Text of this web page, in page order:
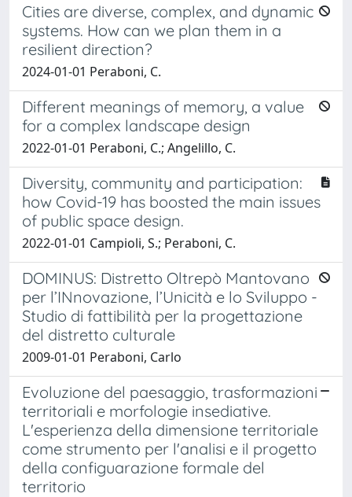
Cities are diverse, complex, and dynamic
systems. How can we plan them in a
resilient direction?
2024-01-01 Peraboni, C.
Different meanings of memory, a value
for a complex landscape design
2022-01-01 Peraboni, C.; Angelillo, C.
Diversity, community and participation:
how Covid-19 has boosted the main issues
of public space design.
2022-01-01 Campioli, S.; Peraboni, C.
DOMINUS: Distretto Oltrepò Mantovano
per l’INnovazione, l’Unicità e lo Sviluppo -
Studio di fattibilità per la progettazione
del distretto culturale
2009-01-01 Peraboni, Carlo
Evoluzione del paesaggio, trasformazioni
territoriali e morfologie insediative.
L'esperienza della dimensione territoriale
come strumento per l'analisi e il progetto
della configuarazione formale del
territorio